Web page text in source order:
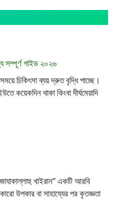
সম্পূর্ণ গাইড ২০২৬
সময়ে চিকিৎসা ব্যয় দ্রুত বৃদ্ধি পাচ্ছে।
কয়েকদিন থাকা কিংবা দীর্ঘমেয়াদি
খাইরান” একটি আরবি
উপকার বা সাহায্যের পর কৃতজ্ঞতা